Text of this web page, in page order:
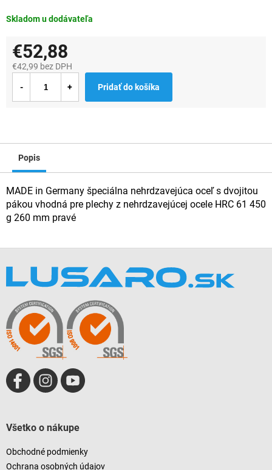
Skladom u dodávateľa
€52,88
€42,99 bez DPH
cena:
Pridať do košíka
Popis
MADE in Germany špeciálna nehrdzavejúca oceľ s dvojitou
pákou vhodná pre plechy z nehrdzavejúcej ocele HRC 61 450
g 260 mm pravé
Všetko o nákupe
Obchodné podmienky
Ochrana osobných údajov